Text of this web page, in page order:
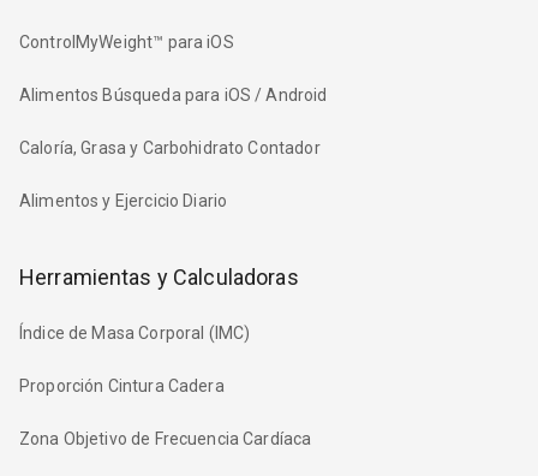
ControlMyWeight™ para iOS
Alimentos Búsqueda para iOS / Android
Caloría, Grasa y Carbohidrato Contador
Alimentos y Ejercicio Diario
Herramientas y Calculadoras
Índice de Masa Corporal (IMC)
Proporción Cintura Cadera
Zona Objetivo de Frecuencia Cardíaca